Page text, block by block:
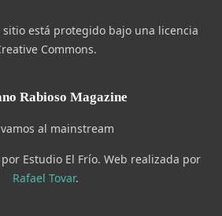
sitio está protegido bajo una licencia
Commons.
Rabioso Magazine
al mainstream
Estudio El Frío. Web realizada por
Rafael Tovar.